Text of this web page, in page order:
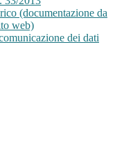
(documentazione da
web)
dei dati